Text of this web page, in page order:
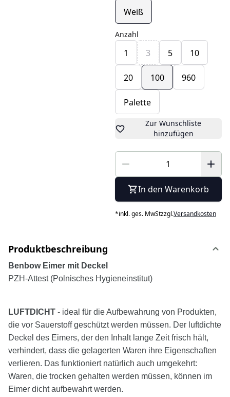
Weiß
Anzahl
1 3 5 10
20 100 960
Palette
Zur Wunschliste
hinzufügen
In den Warenkorb
*inkl. ges. MwStzzgl.Versandkosten
Produktbeschreibung
Benbow Eimer mit Deckel
PZH-Attest (Polnisches Hygieneinstitut)
LUFTDICHT - ideal für die Aufbewahrung von Produkten,
die vor Sauerstoff geschützt werden müssen. Der luftdichte
Deckel des Eimers, der den Inhalt lange Zeit frisch hält,
verhindert, dass die gelagerten Waren ihre Eigenschaften
verlieren. Das funktioniert natürlich auch umgekehrt:
Waren, die trocken gehalten werden müssen, können im
Eimer dicht aufbewahrt werden.